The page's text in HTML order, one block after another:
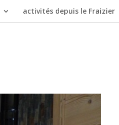
activités depuis le Fraizier